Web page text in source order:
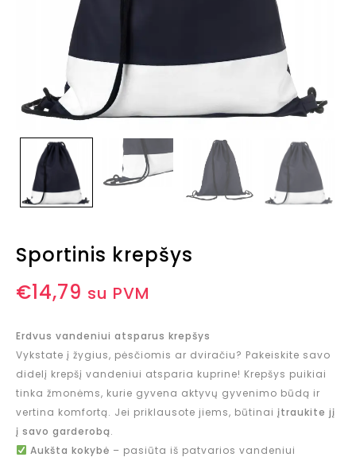
Sportinis krepšys
€14,79 su PVM
Erdvus vandeniui atsparus krepšys
Vykstate į žygius, pėsčiomis ar dviračiu? Pakeiskite savo
didelį krepšį vandeniui atsparia kuprine! Krepšys puikiai
tinka žmonėms, kurie gyvena aktyvų gyvenimo būdą ir
vertina komfortą. Jei priklausote jiems, būtinai įtraukite jį
į savo garderobą.
Aukšta kokybė – pasiūta iš patvarios vandeniui